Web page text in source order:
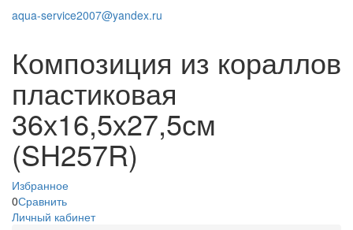
aqua-service2007@yandex.ru
Композиция из кораллов
пластиковая
36х16,5х27,5см
(SH257R)
Избранное
0Сравнить
Личный кабинет